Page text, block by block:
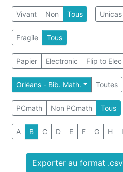
Vivant Non Tous Unicas
Fragile Tous
Papier Electronic Flip to Elec
Orléans - Bib. Math. Toutes
PCmath Non PCmath Tous
A B C D E F G H I
Exporter au format .csv